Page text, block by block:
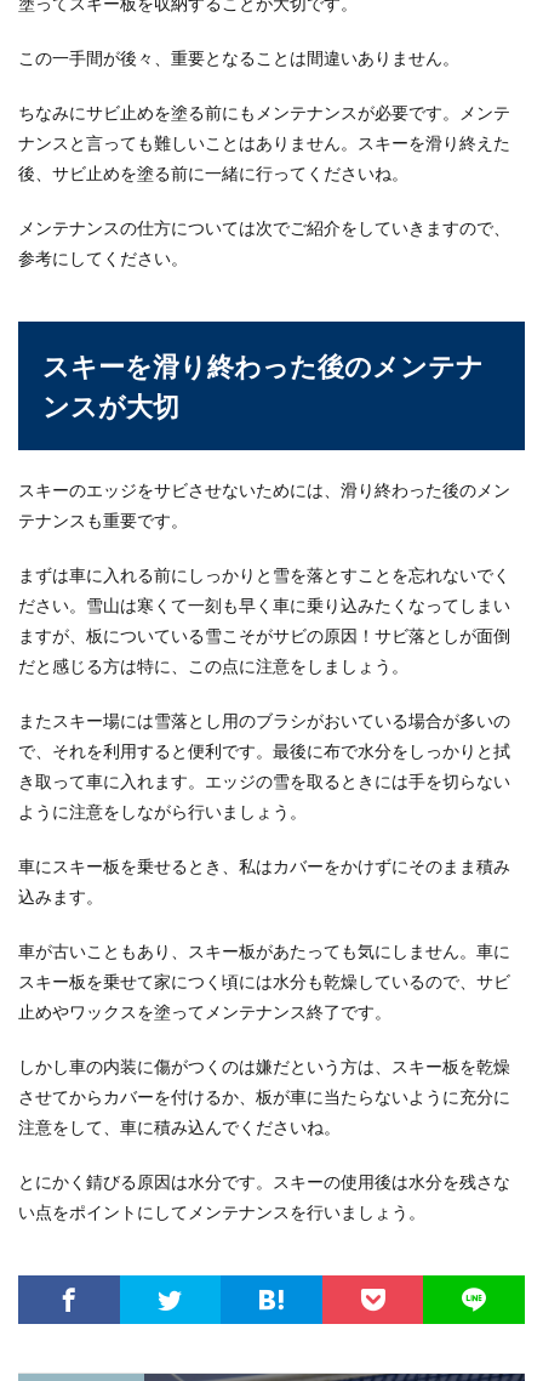
この一手間が後々、重要となることは間違いありません。
ちなみにサビ止めを塗る前にもメンテナンスが必要です。メンテ
ナンスと言っても難しいことはありません。スキーを滑り終えた
後、サビ止めを塗る前に一緒に行ってくださいね。
メンテナンスの仕方については次でご紹介をしていきますので、
参考にしてください。
スキーを滑り終わった後のメンテナ
ンスが大切
スキーのエッジをサビさせないためには、滑り終わった後のメン
テナンスも重要です。
まずは車に入れる前にしっかりと雪を落とすことを忘れないでく
ださい。雪山は寒くて一刻も早く車に乗り込みたくなってしまい
ますが、板についている雪こそがサビの原因！サビ落としが面倒
だと感じる方は特に、この点に注意をしましょう。
またスキー場には雪落とし用のブラシがおいている場合が多いの
で、それを利用すると便利です。最後に布で水分をしっかりと拭
き取って車に入れます。エッジの雪を取るときには手を切らない
ように注意をしながら行いましょう。
車にスキー板を乗せるとき、私はカバーをかけずにそのまま積み
込みます。
車が古いこともあり、スキー板があたっても気にしません。車に
スキー板を乗せて家につく頃には水分も乾燥しているので、サビ
止めやワックスを塗ってメンテナンス終了です。
しかし車の内装に傷がつくのは嫌だという方は、スキー板を乾燥
させてからカバーを付けるか、板が車に当たらないように充分に
注意をして、車に積み込んでくださいね。
とにかく錆びる原因は水分です。スキーの使用後は水分を残さな
い点をポイントにしてメンテナンスを行いましょう。